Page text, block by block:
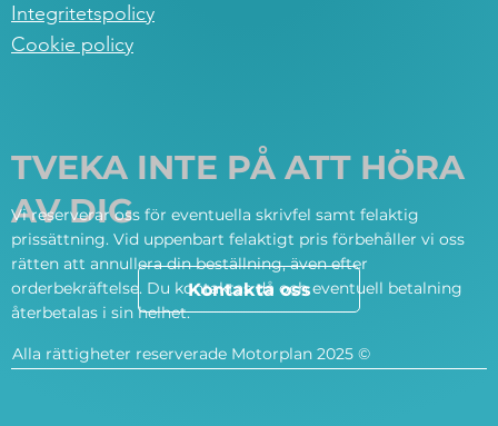
Integritetspolicy
Cookie policy
TVEKA INTE PÅ ATT HÖRA
AV DIG
Kontakta oss
Vi reserverar oss för eventuella skrivfel samt felaktig
prissättning. Vid uppenbart felaktigt pris förbehåller vi oss
rätten att annullera din beställning, även efter
orderbekräftelse. Du kontaktas då och eventuell betalning
återbetalas i sin helhet.
Alla rättigheter reserverade Motorplan 2025 ©